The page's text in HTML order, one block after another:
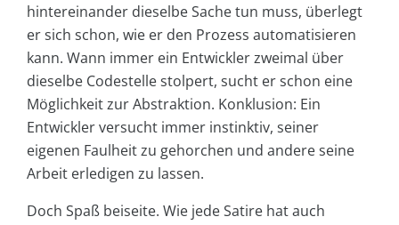
hintereinander dieselbe Sache tun muss, überlegt
er sich schon, wie er den Prozess automatisieren
kann. Wann immer ein Entwickler zweimal über
dieselbe Codestelle stolpert, sucht er schon eine
Möglichkeit zur Abstraktion. Konklusion: Ein
Entwickler versucht immer instinktiv, seiner
eigenen Faulheit zu gehorchen und andere seine
Arbeit erledigen zu lassen.
Doch Spaß beiseite. Wie jede Satire hat auch